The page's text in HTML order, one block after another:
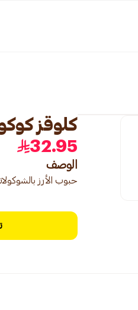
كلوقز كوكو
32.95
الوصف
حبوب الأرز